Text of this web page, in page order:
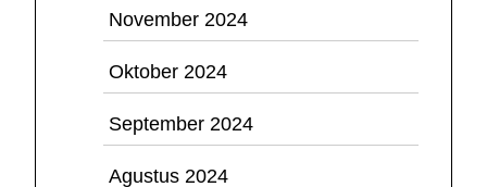
November 2024
Oktober 2024
September 2024
Agustus 2024